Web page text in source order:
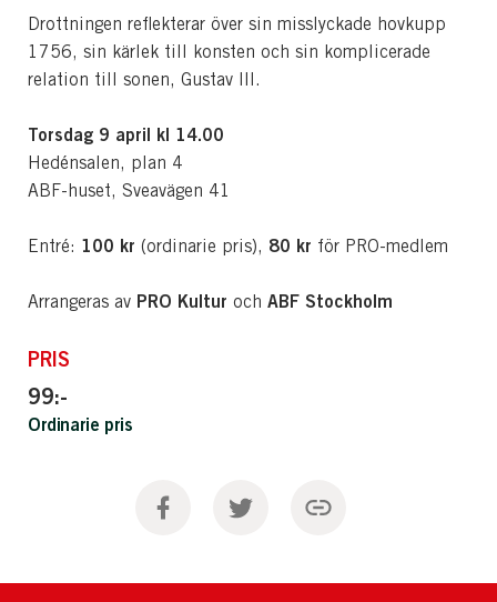
Drottningen reflekterar över sin misslyckade hovkupp
1756, sin kärlek till konsten och sin komplicerade
relation till sonen, Gustav III.
Torsdag 9 april kl 14.00
Hedénsalen, plan 4
ABF-huset, Sveavägen 41
Entré: 100 kr (ordinarie pris), 80 kr för PRO-medlem
Arrangeras av PRO Kultur och ABF Stockholm
PRIS
99:-
Ordinarie pris